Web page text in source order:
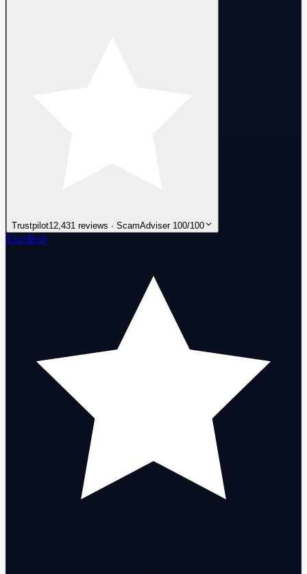
Trustpilot12,431 reviews · ScamAdviser 100/100
Excellent